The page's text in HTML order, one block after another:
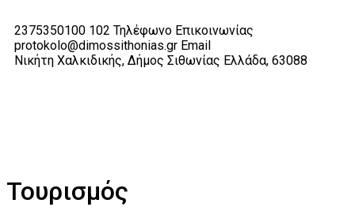
2375350100 102 Τηλέφωνο Επικοινωνίας
protokolo@dimossithonias.gr Email
Νικήτη Χαλκιδικής, Δήμος Σιθωνίας Ελλάδα, 63088
Τουρισμός